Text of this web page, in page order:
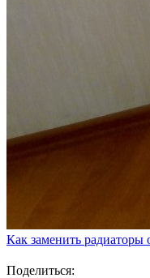
Как заменить
Поделиться: